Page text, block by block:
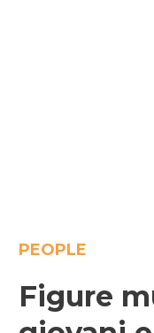
PEOPLE
Figure